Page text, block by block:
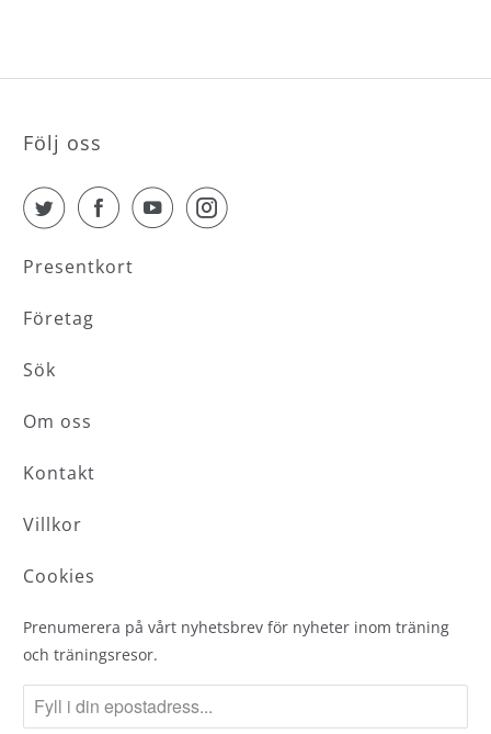
Följ oss
Presentkort
Företag
Sök
Om oss
Kontakt
Villkor
Cookies
Prenumerera på vårt nyhetsbrev för nyheter inom träning
och träningsresor.